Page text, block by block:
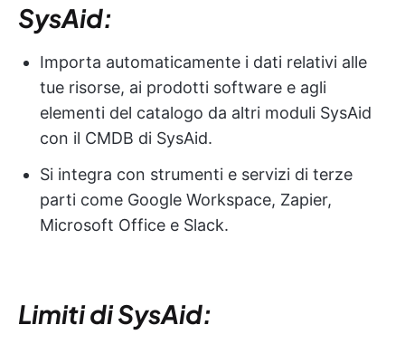
SysAid:
Importa automaticamente i dati relativi alle
tue risorse, ai prodotti software e agli
elementi del catalogo da altri moduli SysAid
con il CMDB di SysAid.
Si integra con strumenti e servizi di terze
parti come Google Workspace, Zapier,
Microsoft Office e Slack.
Limiti di SysAid: